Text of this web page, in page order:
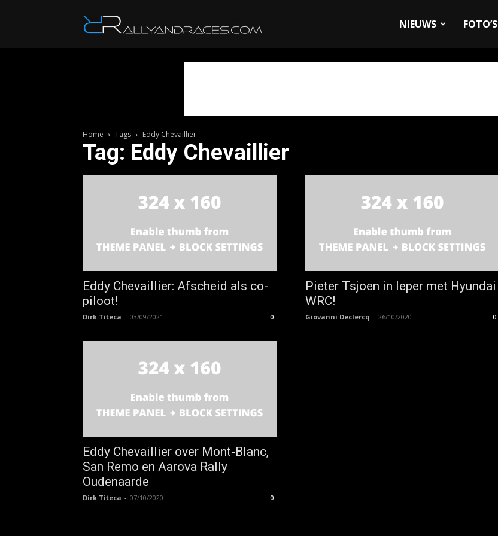
NIEUWS FOTO’S
Home Tags Eddy Chevaillier
Tag: Eddy Chevaillier
Eddy Chevaillier: Afscheid als co-
piloot!
Dirk Titeca - 03/09/2021 0
Pieter Tsjoen in Ieper met Hyundai
WRC!
Giovanni Declercq - 26/10/2020 0
Eddy Chevaillier over Mont-Blanc,
San Remo en Aarova Rally
Oudenaarde
Dirk Titeca - 07/10/2020 0